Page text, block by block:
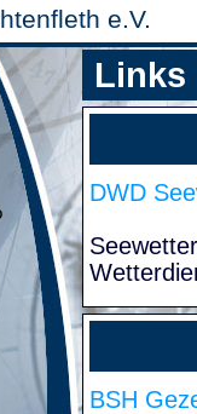
e.V.
Links
DWD
BSH